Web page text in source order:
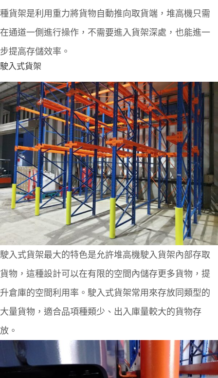
種貨架是利用重力將貨物自動推向取貨端，堆高機只需
在通道一側進行操作，不需要進入貨架深處，也能進一
步提高存儲效率。
駛入式貨架
駛入式貨架最大的特色是允許堆高機駛入貨架內部存取
貨物，這種設計可以在有限的空間內儲存更多貨物，提
升倉庫的空間利用率。駛入式貨架常用來存放同類型的
大量貨物，適合品項種類少、出入庫量較大的貨物存
放。